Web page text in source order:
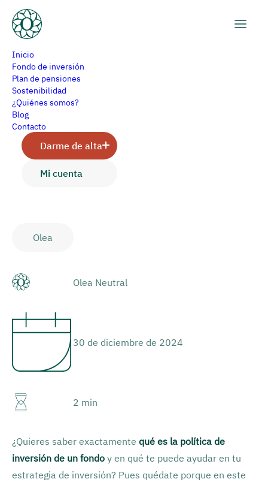
Inicio
Fondo de inversión
Plan de pensiones
Sostenibilidad
¿Quiénes somos?
Blog
Contacto
Darme de alta
Mi cuenta
¿Qué es la política de
inversión de un fondo y
cuál es la que tenemos en
Olea
Olea Neutral
30 de diciembre de 2024
2 min
¿Quieres saber exactamente qué es la política de
inversión de un fondo y en qué te puede ayudar en tu
estrategia de inversión? Pues quédate porque en este